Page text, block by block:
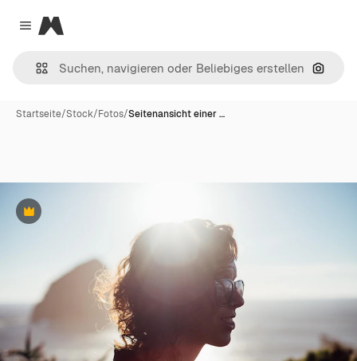
Close menu
Magnific
Nach
Startseite/Stock/Fotos/Seitenansicht einer …
Premium